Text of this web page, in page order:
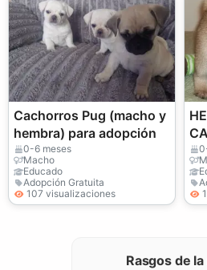
Cachorros Pug (macho y
hembra) para adopción
0-6 meses
Macho
Educado
Adopción Gratuita
107 visualizaciones
Rasgos de